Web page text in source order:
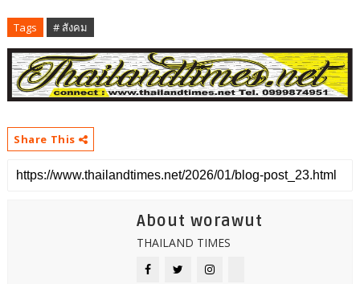
Tags # สังคม
Share This
About worawut
THAILAND TIMES